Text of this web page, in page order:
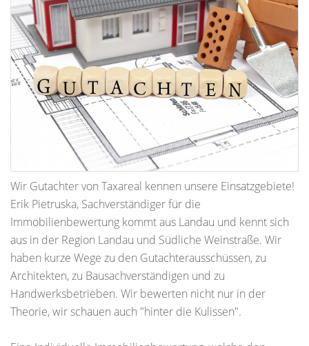
Wir Gutachter von Taxareal kennen unsere Einsatzgebiete!
Erik Pietruska, Sachverständiger für die
Immobilienbewertung kommt aus Landau und kennt sich
aus in der Region Landau und Südliche Weinstraße. Wir
haben kurze Wege zu den Gutachterausschüssen, zu
Architekten, zu Bausachverständigen und zu
Handwerksbetrieben. Wir bewerten nicht nur in der
Theorie, wir schauen auch "hinter die Kulissen".